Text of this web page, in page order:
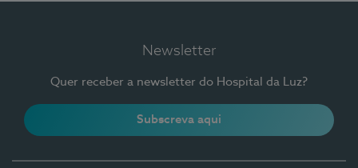
Newsletter
Quer receber a newsletter do Hospital da Luz?
Subscreva aqui